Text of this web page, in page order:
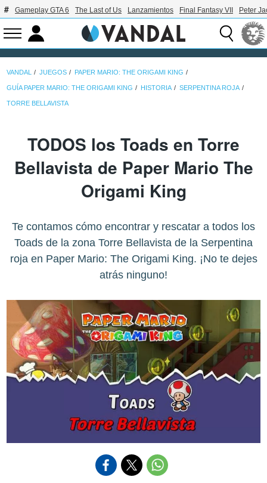
Gameplay GTA 6 The Last of Us Lanzamientos Final Fantasy VII Peter
VANDAL JUEGOS PAPER MARIO: THE ORIGAMI KING
GUÍA PAPER MARIO: THE ORIGAMI KING HISTORIA SERPENTINA ROJA
TORRE BELLAVISTA
TODOS los Toads en Torre
Bellavista de Paper Mario The
Origami King
Te contamos cómo encontrar y rescatar a todos los
Toads de la zona Torre Bellavista de la Serpentina
roja en Paper Mario: The Origami King. ¡No te dejes
atrás ninguno!